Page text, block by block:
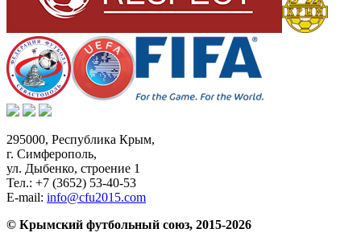
295000, Республика Крым,
г. Симферополь,
ул. Дыбенко, строение 1
Тел.: +7 (3652) 53-40-53
E-mail: info@cfu2015.com
© Крымский футбольный союз, 2015-2026